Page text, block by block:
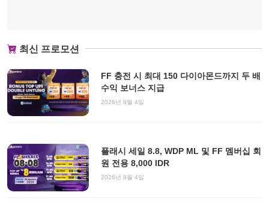
최신 프로모션
FF 충전 시 최대 150 다이아몬드까지 두 배
수익 보너스 지급
2026년 8월 4일
플래시 세일 8.8, WDP ML 및 FF 멤버십 회
원 전용 8,000 IDR
2026년 8월 4일